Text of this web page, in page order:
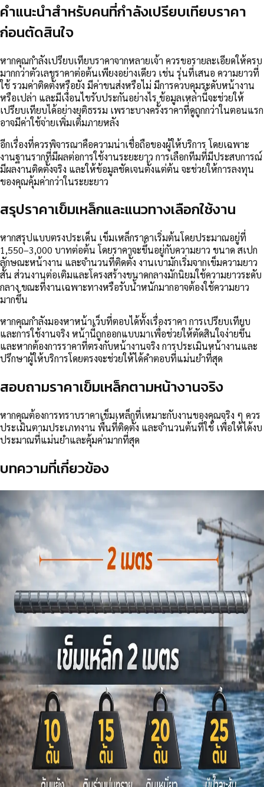
คำแนะนำสำหรับคนที่กำลังเปรียบเทียบราคา
ก่อนตัดสินใจ
หากคุณกำลังเปรียบเทียบราคาจากหลายเจ้า ควรขอรายละเอียดให้ครบ
มากกว่าตัวเลขราคาต่อต้นเพียงอย่างเดียว เช่น รุ่นที่เสนอ ความยาวที่
ใช้ รวมค่าติดตั้งหรือยัง มีค่าขนส่งหรือไม่ มีการควบคุมระดับหน้างาน
หรือเปล่า และมีเงื่อนไขรับประกันอย่างไร ข้อมูลเหล่านี้จะช่วยให้
เปรียบเทียบได้อย่างยุติธรรม เพราะบางครั้งราคาที่ดูถูกกว่าในตอนแรก
อาจมีค่าใช้จ่ายเพิ่มเติมภายหลัง
อีกเรื่องที่ควรพิจารณาคือความน่าเชื่อถือของผู้ให้บริการ โดยเฉพาะ
งานฐานรากที่มีผลต่อการใช้งานระยะยาว การเลือกทีมที่มีประสบการณ์
มีผลงานติดตั้งจริง และให้ข้อมูลชัดเจนตั้งแต่ต้น จะช่วยให้การลงทุน
ของคุณคุ้มค่ากว่าในระยะยาว
สรุปราคาเข็มเหล็กและแนวทางเลือกใช้งาน
หากสรุปแบบตรงประเด็น เข็มเหล็กราคาเริ่มต้นโดยประมาณอยู่ที่
1,550–3,000 บาทต่อต้น โดยราคาจะขึ้นอยู่กับความยาว ขนาด สเปก
ลักษณะหน้างาน และจำนวนที่ติดตั้ง งานเบามักเริ่มจากเข็มความยาว
สั้น ส่วนงานต่อเติมและโครงสร้างขนาดกลางมักนิยมใช้ความยาวระดับ
กลาง ขณะที่งานเฉพาะทางหรือรับน้ำหนักมากอาจต้องใช้ความยาว
มากขึ้น
หากคุณกำลังมองหาหน้าเว็บที่ตอบได้ทั้งเรื่องราคา การเปรียบเทียบ
และการใช้งานจริง หน้านี้ถูกออกแบบมาเพื่อช่วยให้ตัดสินใจง่ายขึ้น
และหากต้องการราคาที่ตรงกับหน้างานจริง การประเมินหน้างานและ
ปรึกษาผู้ให้บริการโดยตรงจะช่วยให้ได้คำตอบที่แม่นยำที่สุด
สอบถามราคาเข็มเหล็กตามหน้างานจริง
หากคุณต้องการทราบราคาเข็มเหล็กที่เหมาะกับงานของคุณจริง ๆ ควร
ประเมินตามประเภทงาน พื้นที่ติดตั้ง และจำนวนต้นที่ใช้ เพื่อให้ได้งบ
ประมาณที่แม่นยำและคุ้มค่ามากที่สุด
บทความที่เกี่ยวข้อง